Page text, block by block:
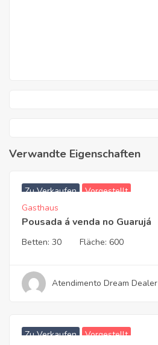
Verwandte Eigenschaften
Zu Verkaufen Vorgestellt
Gasthaus
Pousada á venda no Guarujá
Betten: 30 Fläche: 600
Atendimento Dream Dealer
Zu Verkaufen Vorgestellt